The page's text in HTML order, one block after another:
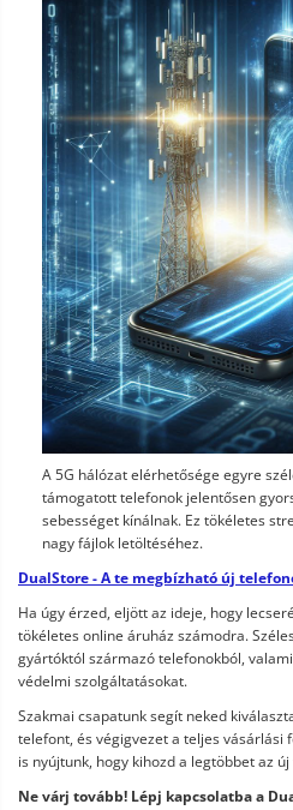
A 5G hálózat elérhetősége egyre
támogatott telefonok jelentősen
sebességet kínálnak. Ez tökéletes
nagy fájlok letöltéséhez.
DualStore - A te megbízható új
Ha úgy érzed, eljött az ideje, hogy
tökéletes online áruház számodra.
gyártóktól származó telefonokból,
védelmi szolgáltatásokat.
Szakmai csapatunk segít neked
telefont, és végigvezet a teljes vásárlási
is nyújtunk, hogy kihozd a legtöbbet az
Ne várj tovább! Lépj kapcsolatba a